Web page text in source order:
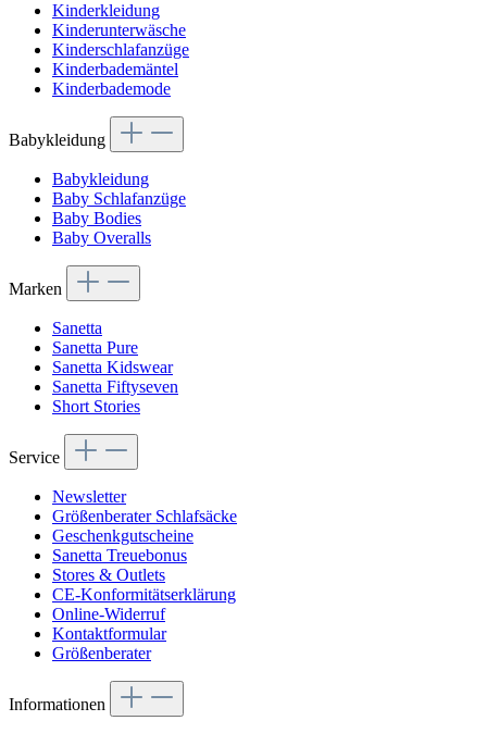
Kinderkleidung
Kinderunterwäsche
Kinderschlafanzüge
Kinderbademäntel
Kinderbademode
Babykleidung
Babykleidung
Baby Schlafanzüge
Baby Bodies
Baby Overalls
Marken
Sanetta
Sanetta Pure
Sanetta Kidswear
Sanetta Fiftyseven
Short Stories
Service
Newsletter
Größenberater Schlafsäcke
Geschenkgutscheine
Sanetta Treuebonus
Stores & Outlets
CE-Konformitätserklärung
Online-Widerruf
Kontaktformular
Größenberater
Informationen